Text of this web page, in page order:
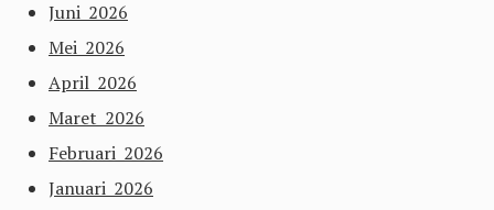
Juni 2026
Mei 2026
April 2026
Maret 2026
Februari 2026
Januari 2026